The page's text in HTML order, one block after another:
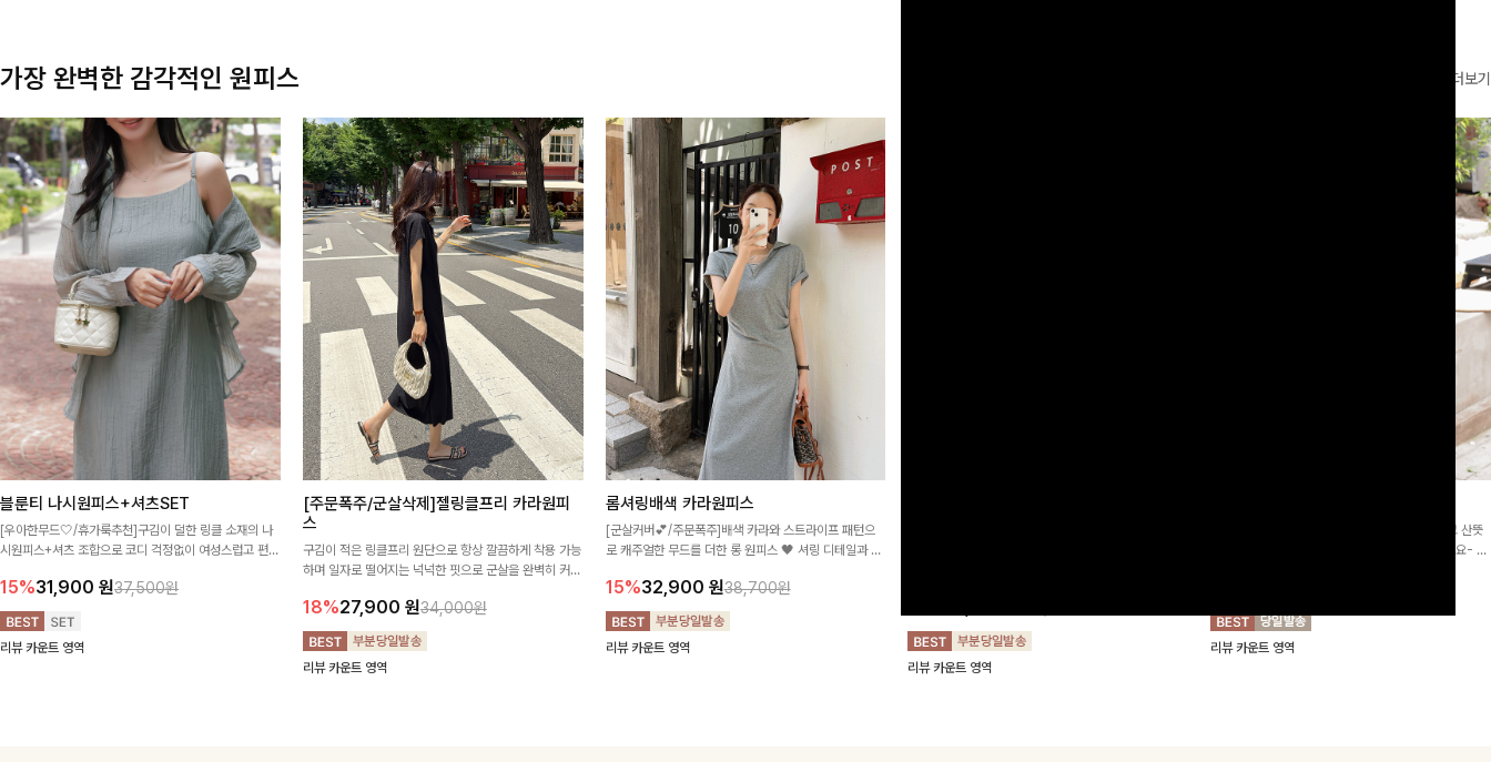
가장 완벽한 감각적인 원피스 더보기
블룬티 나시원피스+셔츠SET
[우아한무드🤍/휴가룩추천]구김이 덜한 링클 소재의 나
시원피스+셔츠 조합으로 코디 걱정없이 여성스럽고 편안
15%31,900 원37,500원
리뷰 카운트 영역
[주문폭주/군살삭제]젤링클프리 카라원피
스
구김이 적은 링클프리 원단으로 항상 깔끔하게 착용 가능
하며 일자로 떨어지는 넉넉한 핏으로 군살을 완벽히 커버
18%27,900 원34,000원
리뷰 카운트 영역
롬셔링배색 카라원피스
[군살커버💕/주문폭주]배색 카라와 스트라이프 패턴으
로 캐주얼한 무드를 더한 롱 원피스 🖤 셔링 디테일과 쫀
15%32,900 원38,700원
리뷰 카운트 영역
리뷰 카운트 영역
[청순무드/체형커버]꾸안꾸 무드의 정석🤍 가볍고 산뜻
한 착용감으로 여름 내내 손이 자주 가는 원피스예요- 은
리뷰 카운트 영역